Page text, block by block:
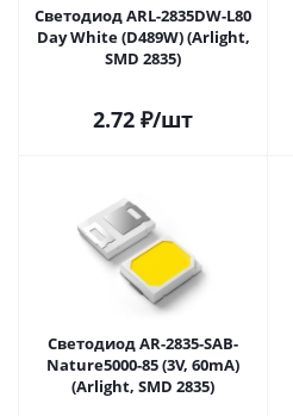
Светодиод ARL-2835DW-L80
Day White (D489W) (Arlight,
SMD 2835)
2.72 ₽/шт
Светодиод AR-2835-SAB-
Nature5000-85 (3V, 60mA)
(Arlight, SMD 2835)